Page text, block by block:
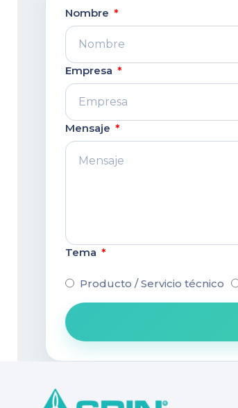
Nombre
Empresa
Mensaje
Tema
Producto / Servicio técnico